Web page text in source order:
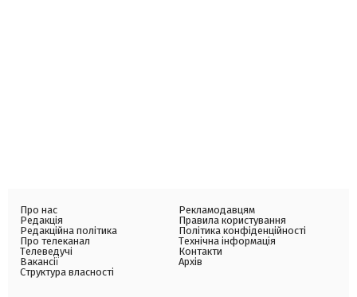
Про нас
Редакція
Редакційна політика
Про телеканал
Телеведучі
Вакансії
Структура власності
Рекламодавцям
Правила користування
Політика конфіденційності
Технічна інформація
Контакти
Архів